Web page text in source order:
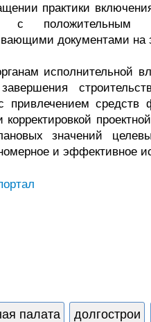
практики
с положительным
документами на
исполнительной
привлечением средств
корректировкой
значений
и эффективное
палата долгострои